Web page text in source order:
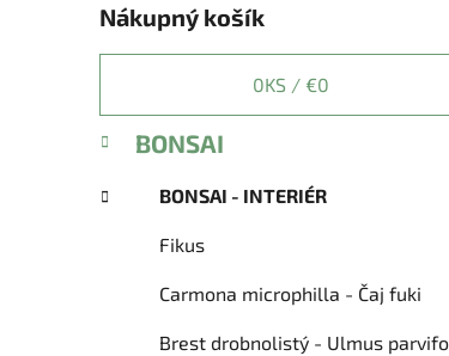
o
č
ý
p
n
Nákupný košík
0KS / €0
kategórie
a
e
BONSAI
BONSAI - INTERIÉR
Fikus
Carmona microphilla - Čaj fuki
Brest drobnolistý - Ulmus